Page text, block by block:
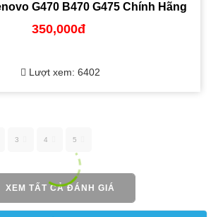
laptop Lenovo Thinkpad X240, T450
850,000đ
Lượt xem: 2933
3 4 5
XEM TẤT CẢ ĐÁNH GIÁ